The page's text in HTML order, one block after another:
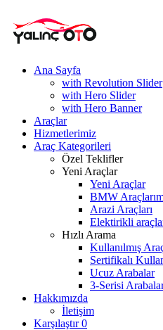
Ana Sayfa
with Revolution Slider
with Hero Slider
with Hero Banner
Araçlar
Hizmetlerimiz
Araç Kategorileri
Özel Teklifler
Yeni Araçlar
Yeni Araçlar
BMW
Arazi Araçları
Elektirikli
Hızlı Arama
Kullanılmış
Sertifikalı
Ucuz Arabalar
3-Serisi
Hakkımızda
İletişim
Karşılaştır 0